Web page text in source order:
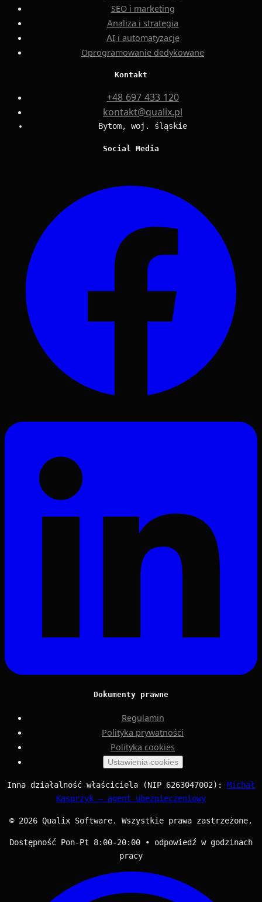
SEO i marketing
Analiza i strategia
AI i automatyzacje
Oprogramowanie dedykowane
Kontakt
+48 697 433 120
kontakt@qualix.pl
Bytom, woj. śląskie
Social Media
Dokumenty prawne
Regulamin
Polityka prywatności
Polityka cookies
Ustawienia cookies
Inna działalność właściciela (NIP 6263047002): Michał
Kasprzyk — agent ubezpieczeniowy
© 2026 Qualix Software. Wszystkie prawa zastrzeżone.
Dostępność Pon-Pt 8:00-20:00 • odpowiedź w godzinach
pracy